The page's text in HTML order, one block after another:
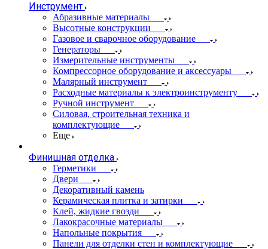
Инструмент
Абразивные материалы
Высотные конструкции
Газовое и сварочное оборудование
Генераторы
Измерительные инструменты
Компрессорное оборудование и аксессуары
Малярный инструмент
Расходные материалы к электроинструменту
Ручной инструмент
Силовая, строительная техника и
комплектующие
Еще
Финишная отделка
Герметики
Двери
Декоративный камень
Керамическая плитка и затирки
Клей, жидкие гвозди
Лакокрасочные материалы
Напольные покрытия
Панели для отделки стен и комплектующие